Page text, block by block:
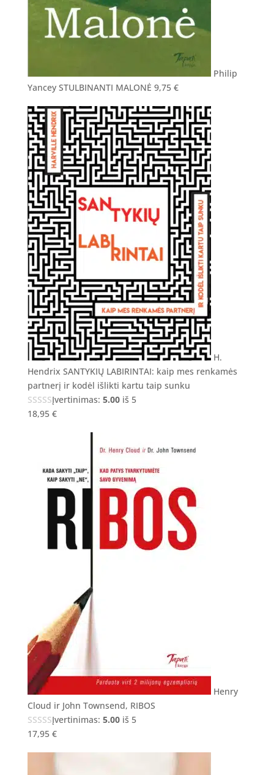
Philip
Yancey STULBINANTI MALONĖ 9,75 €
H.
Hendrix SANTYKIŲ LABIRINTAI: kaip mes renkamės
partnerį ir kodėl išlikti kartu taip sunku
Įvertinimas: 5.00iš 5
18,95 €
Henry
Cloud ir John Townsend, RIBOS
Įvertinimas: 5.00iš 5
17,95 €